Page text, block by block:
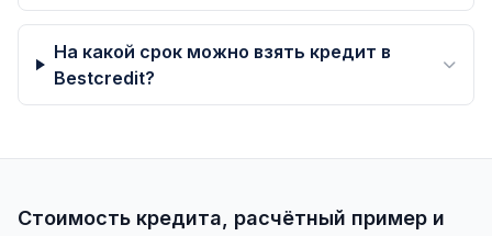
На какой срок можно взять кредит в
Bestcredit?
Стоимость кредита, расчётный пример и